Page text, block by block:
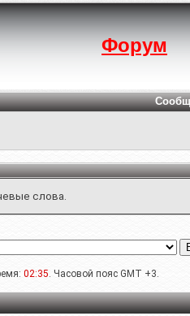
Форум
слова.
02:35. Часовой пояс GMT +3.